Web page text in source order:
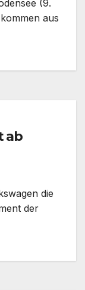
(9.
aus
ab
die
der